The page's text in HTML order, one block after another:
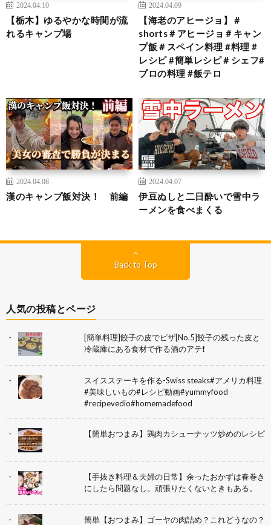
2024.04.10
【栃木】ゆるやかな時間が流
れるキャンプ場
2024.04.09
【海老のアヒージョ】＃
shorts＃アヒージョ＃キャン
プ飯＃スペイン料理 #料理 #
レシピ #簡単レシピ＃シェフ#
プロの料理 #飯テロ
2024.04.08
漢のキャンプ飯対決！ 前編
2024.04.07
伊豆ぬしと二日酔いで雪中ラ
ーメンを食べまくる
Back to Top
人気の投稿とページ
[簡単料理]餃子の皮でピザ[No.5]餃子の残った皮と
冷蔵庫にある食材で作る酒のアテ❗
スイスステーキを作る-Swiss steaks#アメリカ料理
#美味しいもの#レシピ動画#yummyfood
#recipevedio#homemadefood
【簡単おつまみ】鶏肉カシューナッツ炒めのレシピ
【手抜き料理＆夫婦の日常】余ったおかずは春巻き
にしたら問題なし。頑張りたくないときもある。
簡単【おつまみ】ゴーヤの肉詰め？これどうなの？